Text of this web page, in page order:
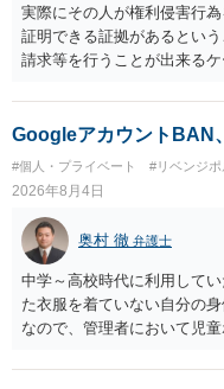
実際にその人が権利侵害行
証明できる証拠があるとい
請求等を行うことが出来る
に個別に相談されると良い
GoogleアカウントBAN
#個人・プライベート #リベンジポ
2026年8月4日
奥村 徹 弁護士
中学～高校時代に利用して
た衣服を着ていない自分の
なので、管理者において児